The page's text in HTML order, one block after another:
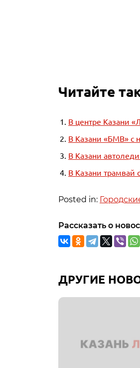
Читайте
В центре Казани
В Казани «БМВ» с
В Казани
В Казани трамвай
Posted in:
Рассказать о
ДРУГИЕ